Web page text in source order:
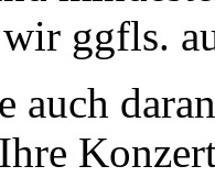
wir ggfls.
auch